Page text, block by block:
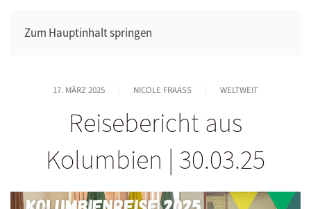
Zum Hauptinhalt springen
17. MÄRZ 2025 NICOLE FRAASS WELTWEIT
Reisebericht aus
Kolumbien | 30.03.25